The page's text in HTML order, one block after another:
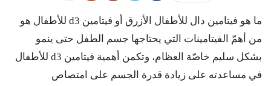
ما هو فيتامين دال للأطفال الأزرق أو فيتامين d3 للأطفال هو
من أهمّ الفيتامينات التي يحتاجها جسم الطفل حتى ينمو
بشكل سليم خاصّة العظام، وتكمن أهمية فيتامين d3 للأطفال
في مساعدته على زيادة قدرة الجسم على امتصاص